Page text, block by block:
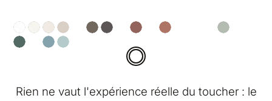
Rien ne vaut l'expérience réelle du toucher : le